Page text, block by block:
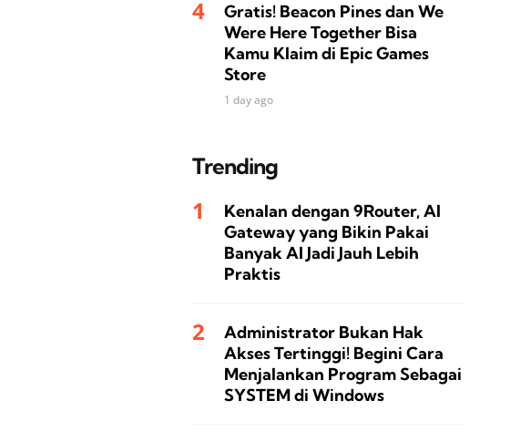
Gratis! Beacon Pines dan We
Were Here Together Bisa
Kamu Klaim di Epic Games
Store
1 day ago
Trending
Kenalan dengan 9Router, AI
Gateway yang Bikin Pakai
Banyak AI Jadi Jauh Lebih
Praktis
Administrator Bukan Hak
Akses Tertinggi! Begini Cara
Menjalankan Program Sebagai
SYSTEM di Windows